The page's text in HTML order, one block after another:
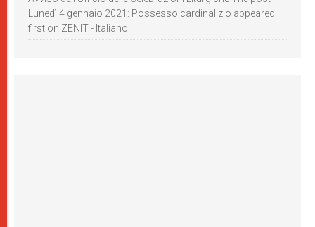
Lunedì 4 gennaio 2021: Possesso cardinalizio appeared
first on ZENIT - Italiano.